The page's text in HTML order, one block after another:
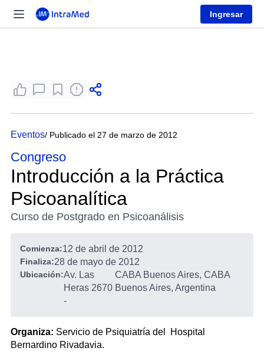
Ingresar
Eventos/ Publicado el 27 de marzo de 2012
Congreso
Introducción a la Práctica
Psicoanalítica
Curso de Postgrado en Psicoanálisis
Comienza:12 de abril de 2012
Finaliza:28 de mayo de 2012
Ubicación:Av. Las
Heras 2670
-
CABA Buenos Aires, CABA
Buenos Aires, Argentina
Organiza: Servicio de Psiquiatría del Hospital
Bernardino Rivadavia.